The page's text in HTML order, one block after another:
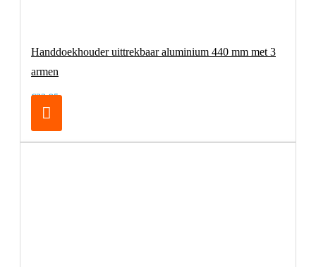
Handdoekhouder uittrekbaar aluminium 440 mm met 3
armen
€32,95